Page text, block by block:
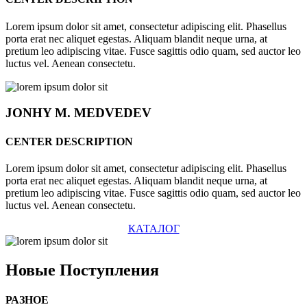
Lorem ipsum dolor sit amet, consectetur adipiscing elit. Phasellus
porta erat nec aliquet egestas. Aliquam blandit neque urna, at
pretium leo adipiscing vitae. Fusce sagittis odio quam, sed auctor leo
luctus vel. Aenean consectetu.
JONHYM. MEDVEDEV
CENTER DESCRIPTION
Lorem ipsum dolor sit amet, consectetur adipiscing elit. Phasellus
porta erat nec aliquet egestas. Aliquam blandit neque urna, at
pretium leo adipiscing vitae. Fusce sagittis odio quam, sed auctor leo
luctus vel. Aenean consectetu.
КАТАЛОГ
Новые Поступления
РАЗНОЕ